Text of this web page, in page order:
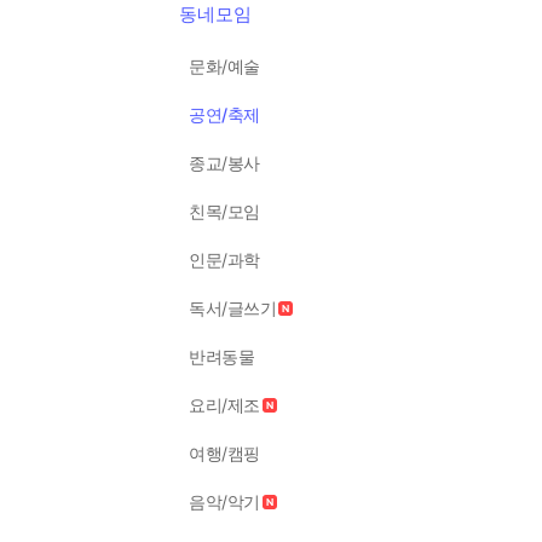
동네모임
문화/예술
공연/축제
종교/봉사
친목/모임
인문/과학
독서/글쓰기
반려동물
요리/제조
여행/캠핑
음악/악기